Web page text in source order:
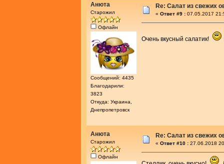
Анюта
Старожил
Офлайн
Сообщений: 4435
Благодарили:
3823
Откуда: Украина,
Днепропетровск
Re: Салат из свежих
« Ответ #9 : 07.05.2017
Очень вкусный салатик!
Анюта
Старожил
Офлайн
Re: Салат из свежих
« Ответ #10 : 27.06.2018